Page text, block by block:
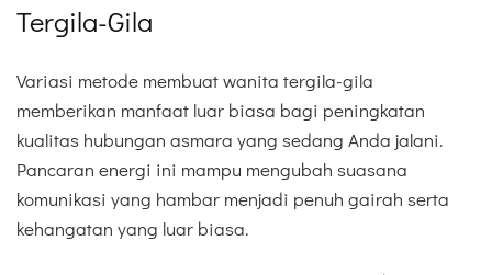
Tergila-Gila
Variasi metode membuat wanita tergila-gila
memberikan manfaat luar biasa bagi peningkatan
kualitas hubungan asmara yang sedang Anda jalani.
Pancaran energi ini mampu mengubah suasana
komunikasi yang hambar menjadi penuh gairah serta
kehangatan yang luar biasa.